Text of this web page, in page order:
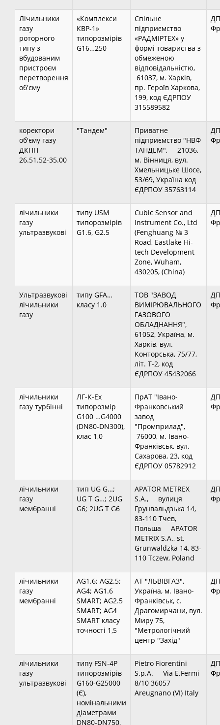
Лічильники
газу
роторного
типу з
вбудованим
пристроєм
перетворення
об'єму
«Комплекси
КВР-1»
типорозмірів
G16…250
Спільне
підприємство
«РАДМІРТЕХ» у
формі товариства з
обмеженою
відповідальністю,
61037, м. Харків,
пр. Героїв Харкова,
199, код ЄДРПОУ
315589582
коректори
об'єму газу
ДКПП
26.51.52-35.00
"Тандем"
Приватне
підприємство "НВФ
ТАНДЕМ", 21036,
м. Вінниця, вул.
Хмельницьке Шосе,
53/69, Україна код
ЄДРПОУ 35763114
лічильники
газу
ультразвукові
типу USM
типорозмірів
G1.6, G2.5
Cubic Sensor and
Instrument Co., Ltd
(Fenghuang № 3
Road, Eastlake Hi-
tech Development
Zone, Wuham,
430205, (China)
Ультразвукові
лічильники
газу
типу GFA…
класу 1.0
ТОВ "ЗАВОД
ВИМІРЮВАЛЬНОГО
ГАЗОВОГО
ОБЛАДНАННЯ",
61052, Україна, м.
Харків, вул.
Конторська, 75/77,
літ. Т-2, код
ЄДРПОУ 45432066
лічильники
газу турбінні
ЛГ-К-Ех
типорозмір
G100 …G4000
(DN80-DN300),
клас 1,0
ПрАТ "Івано-
Франковський
завод
"Промприлад",
76000, м. Івано-
Франківськ, вул.
Сахарова, 23, код
ЄДРПОУ 05782912
лічильники
газу
мембранні
тип UG G…;
UG T G…; 2UG
G6; 2UG T G6
APATOR METREX
S.A., вулиця
Грунвальдзька 14,
83-110 Тчев,
Польша APATOR
METRIX S.A., st.
Grunwaldzka 14, 83-
110 Tczew, Poland
лічильники
газу
мембранні
AG1.6; AG2.5;
AG4; AG1.6
SMART; AG2.5
SMART; AG4
SMART класу
точності 1,5
АТ "ЛЬВІВГАЗ",
Україна, м. Івано-
Франківськ, с.
Драгомирчани, вул.
Миру 75,
"Метрологічний
центр "Захід"
лічильники
газу
ультразвукові
типу FSN-4P
типорозмірів
G160-G25000
(Є),
номінальними
діаметрами
DN80-DN750,
Pietro Fiorentini
S.p.A. Via E.Fermi
8/10 36057
Areugnano (VI) Italy